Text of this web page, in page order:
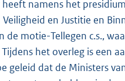
namens het
en Justitie en
de motie-Tellegen c.s.,
het overleg is een
geleid dat de Ministers